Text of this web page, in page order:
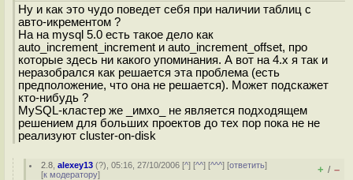
Ну и как это чудо поведет себя при наличии таблиц с
авто-икрементом ?
На на mysql 5.0 есть такое дело как
auto_increment_increment и auto_increment_offset, про
которые здесь ни какого упоминания. А вот на 4.x я так и
неразобрался как решается эта проблема (есть
предположение, что она не решается). Может подскажет
кто-нибудь ?
MySQL-кластер же _имхо_ не является подходящем
решением для больших проектов до тех пор пока не не
реализуют cluster-on-disk
2.8 ,alexey13 (?), 05:16, 27/10/2006 [^] [^^] [^^^] [ответить]
[к модератору] + / –